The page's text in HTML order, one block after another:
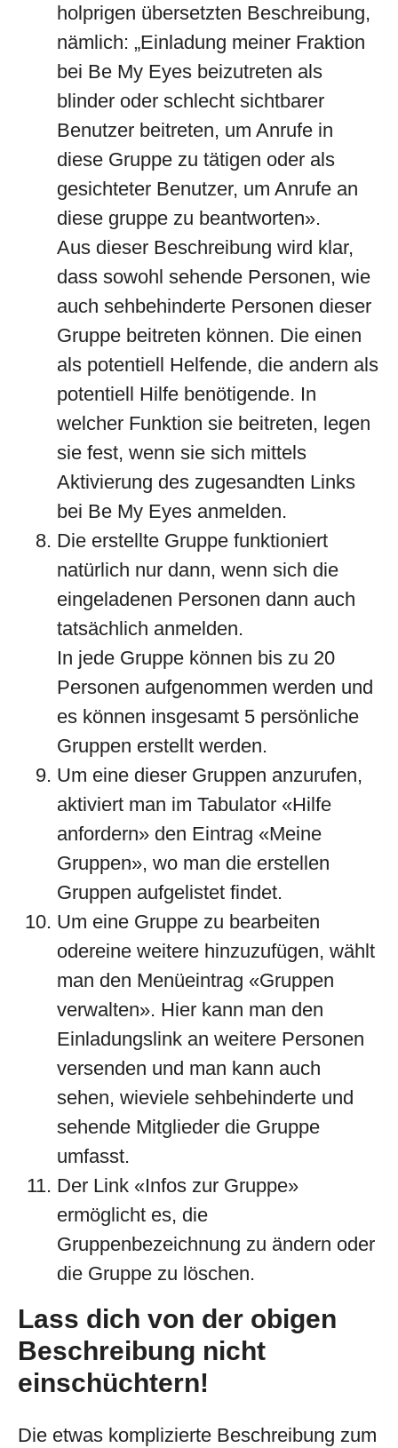
holprigen übersetzten Beschreibung,
nämlich: „Einladung meiner Fraktion
bei Be My Eyes beizutreten als
blinder oder schlecht sichtbarer
Benutzer beitreten, um Anrufe in
diese Gruppe zu tätigen oder als
gesichteter Benutzer, um Anrufe an
diese gruppe zu beantworten».
Aus dieser Beschreibung wird klar,
dass sowohl sehende Personen, wie
auch sehbehinderte Personen dieser
Gruppe beitreten können. Die einen
als potentiell Helfende, die andern als
potentiell Hilfe benötigende. In
welcher Funktion sie beitreten, legen
sie fest, wenn sie sich mittels
Aktivierung des zugesandten Links
bei Be My Eyes anmelden.
Die erstellte Gruppe funktioniert
natürlich nur dann, wenn sich die
eingeladenen Personen dann auch
tatsächlich anmelden.
In jede Gruppe können bis zu 20
Personen aufgenommen werden und
es können insgesamt 5 persönliche
Gruppen erstellt werden.
Um eine dieser Gruppen anzurufen,
aktiviert man im Tabulator «Hilfe
anfordern» den Eintrag «Meine
Gruppen», wo man die erstellen
Gruppen aufgelistet findet.
Um eine Gruppe zu bearbeiten
odereine weitere hinzuzufügen, wählt
man den Menüeintrag «Gruppen
verwalten». Hier kann man den
Einladungslink an weitere Personen
versenden und man kann auch
sehen, wieviele sehbehinderte und
sehende Mitglieder die Gruppe
umfasst.
Der Link «Infos zur Gruppe»
ermöglicht es, die
Gruppenbezeichnung zu ändern oder
die Gruppe zu löschen.
Lass dich von der obigen
Beschreibung nicht
einschüchtern!
Die etwas komplizierte Beschreibung zum